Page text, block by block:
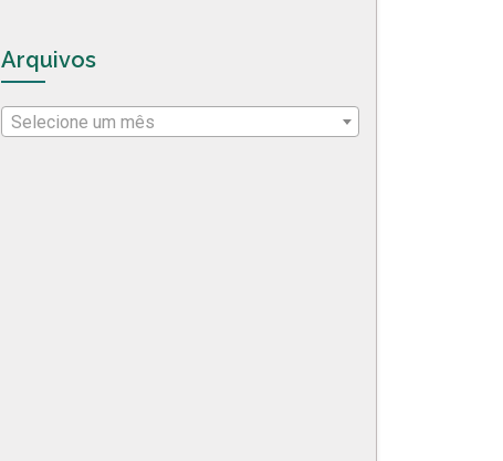
Arquivos
Selecione um mês